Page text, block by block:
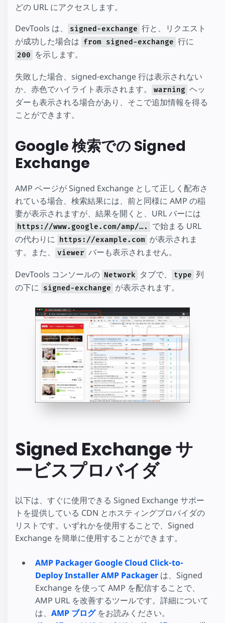
どの URL にアクセスします。
DevTools は、
signed-exchange 行と、リクエスト
が成功した場合は from signed-exchange 行に
200
を示します。
失敗した場合、signed-exchange 行は表示されない
か、赤色でハイライト表示されます。
warning ヘッ
ダーも表示される場合があり、そこで追加情報を得る
ことができます。
Google 検索での Signed
Exchange
AMP ページが Signed Exchange として正しく配布さ
れている場合、検索結果には、前と同様に AMP の稲
妻が表示されますが、結果を開くと、URL バーには
https://www.google.com/amp/….
で始まる URL
の代わりに
https://example.com が表示されま
す。また、
viewer バーも表示されません。
DevTools コンソールの Network タブで、 type 列
の下に signed-exchange が表示されます。
Signed Exchange サ
ービスプロバイダ
以下は、すぐに使用できる Signed Exchange サポー
トを提供している CDN とホスティングプロバイダの
リストです。いずれかを使用することで、Signed
Exchange を簡単に使用することができます。
AMP Packager Google Cloud Click-to-
Deploy InstallerAMP Packager は、Signed
Exchange を使って AMP を配信することで、
AMP URL を改善するツールです。詳細について
は、 AMP ブログをお読みください。